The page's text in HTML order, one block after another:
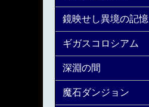
鏡映せし異境の記憶
ギガスコロシアム
深淵の間
魔石ダンジョン